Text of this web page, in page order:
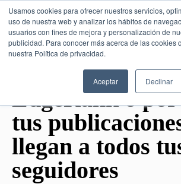
Usamos cookies para ofrecer nuestros servicios,
uso de nuestra web y analizar los hábitos de
usuarios con fines de mejora y personalización de
publicidad. Para conocer más acerca de las cookies
nuestra Política de privacidad.
Aceptar Declinar
SESIÓN DE CONSULTORÍA
EdgeRank o
tus
llegan a todos
seguidores